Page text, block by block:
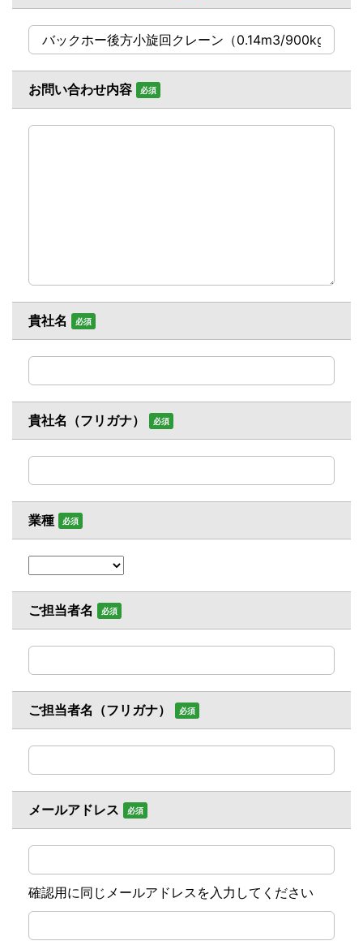
お問い合わせ内容 必須
貴社名 必須
貴社名（フリガナ） 必須
業種 必須
ご担当者名 必須
ご担当者名（フリガナ） 必須
メールアドレス 必須
確認用に同じメールアドレスを入力してください